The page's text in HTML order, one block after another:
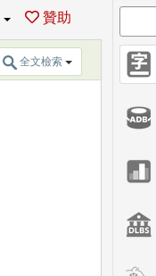
贊助
全文檢索